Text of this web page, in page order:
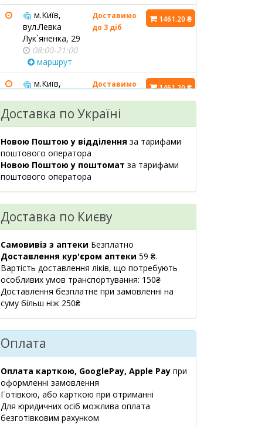
м.Київ,
вул.Левка
Лук`яненка, 29
08:00-21:00
маршрут
Доставимо
до 3 діб
1461.20 ₴
м.Київ,
Шевченка, 36А
08:00-21:00
маршрут
Доставимо
1461.20 ₴
м.Київ,
пр.Соборності,
4
до 3 діб
Київська
обл., м. Київ,
вул.
Митриполита
Василя
Липківського,
25
08.00-21.00
Доставимо
до 3 діб
вул.Іоанна
Павла ІІ, 16
08:00-21:00
маршрут
Доставка по Україні
Новою Поштою у відділення за тарифами
поштового оператора
Новою Поштою у поштомат за тарифами
поштового оператора
Доставка по Києву
Самовивіз з аптеки Безплатно
Доставлення кур'єром аптеки 59 ₴.
Вартість доставлення ліків, що потребують
особливих умов транспортування: 150₴
Доставлення безплатне при замовленні на
суму більш ніж 250₴
Оплата
Оплата карткою, GooglePay, Apple Pay при
оформленні замовлення
Готівкою, або карткою при отриманні
Для юридичних осіб можлива оплата
безготівковим рахунком